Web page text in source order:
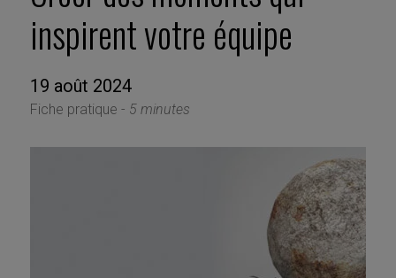
inspirent votre équipe
19 août 2024
Fiche pratique - 5 minutes